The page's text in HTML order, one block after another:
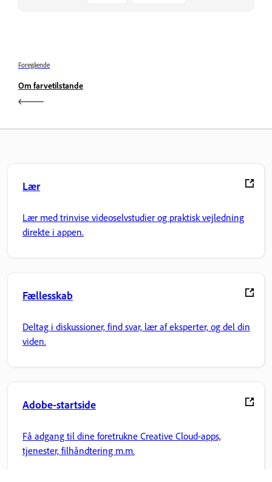
Foregående
Om farvetilstande
Lær
Lær med trinvise videoselvstudier og praktisk vejledning
direkte i appen.
Fællesskab
Deltag i diskussioner, find svar, lær af eksperter, og del din
viden.
Adobe-startside
Få adgang til dine foretrukne Creative Cloud-apps,
tjenester, filhåndtering m.m.